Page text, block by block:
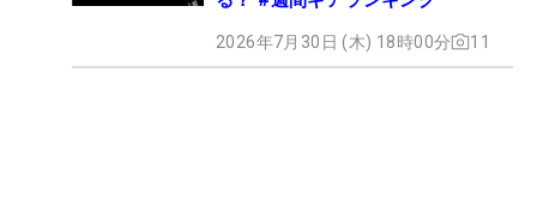
2026年7月30日 (木) 18時00分 11